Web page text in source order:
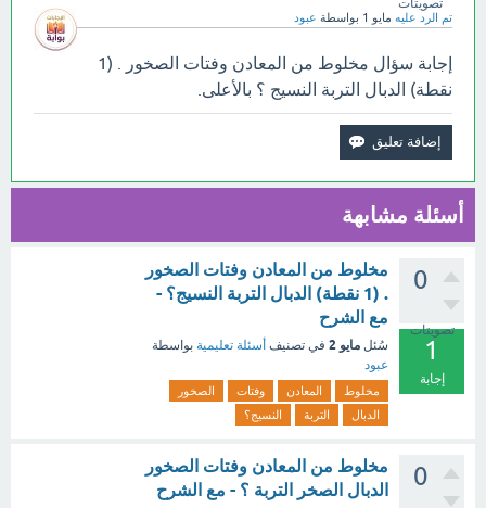
تصويتات
تم الرد عليه مايو 1 بواسطة عبود
إجابة سؤال مخلوط من المعادن وفتات الصخور . (1
نقطة) الدبال التربة النسيج ؟ بالأعلى.
أسئلة مشابهة
0
تصويتات
1
إجابة
مخلوط من المعادن وفتات الصخور
. (1 نقطة) الدبال التربة النسيج؟ -
مع الشرح
سُئل مايو 2 في تصنيف أسئلة تعليمية بواسطة
عبود
مخلوط المعادن وفتات
الصخور
الدبال
التربة النسيج؟
0
مخلوط من المعادن وفتات الصخور
الدبال الصخر التربة ؟ - مع الشرح